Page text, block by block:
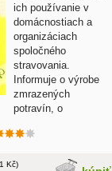
ich používanie v
domácnostiach a
organizáciach
spoločného
stravovania.
Informuje o výrobe
zmrazených
potravín, o
Kč)